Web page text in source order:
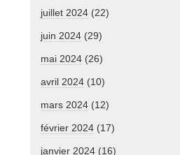
juillet 2024 (22)
juin 2024 (29)
mai 2024 (26)
avril 2024 (10)
mars 2024 (12)
février 2024 (17)
janvier 2024 (16)